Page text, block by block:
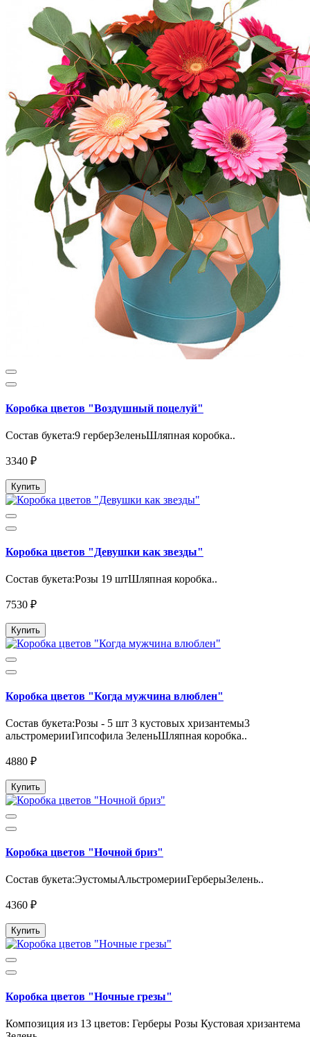
Коробка цветов "Воздушный поцелуй"
Состав букета:9 герберЗеленьШляпная коробка..
3340 ₽
Купить
Коробка цветов "Девушки как звезды"
Состав букета:Розы 19 штШляпная коробка..
7530 ₽
Купить
Коробка цветов "Когда мужчина влюблен"
Состав букета:Розы - 5 шт 3 кустовых хризантемы3
альстромерииГипсофила ЗеленьШляпная коробка..
4880 ₽
Купить
Коробка цветов "Ночной бриз"
Состав букета:ЭустомыАльстромерииГерберыЗелень..
4360 ₽
Купить
Коробка цветов "Ночные грезы"
Композиция из 13 цветов: Герберы Розы Кустовая хризантема